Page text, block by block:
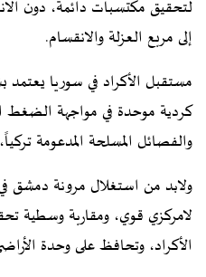
لتحقيق مكتسبات دائمة، دون
إلى مربع العزلة والانقسام.
مستقبل الأكراد في سوريا
كردية موحدة في مواجهة الضغط
والفصائل المسلحة المدعومة
ولابد من استغلال مرونة دمشق
لامركزي قوي، ومقاربة وسطية
الأكراد، وتحافظ على وحدة